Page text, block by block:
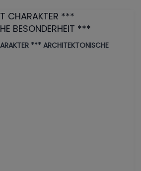
*** ARCHITEKTONISCHE